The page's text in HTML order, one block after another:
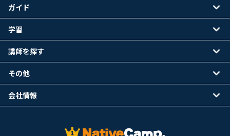
ガイド
学習
講師を探す
その他
会社情報